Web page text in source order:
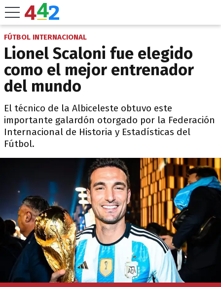
FÚTBOL INTERNACIONAL
Lionel Scaloni fue elegido
como el mejor entrenador
del mundo
El técnico de la Albiceleste obtuvo este
importante galardón otorgado por la Federación
Internacional de Historia y Estadísticas del
Fútbol.